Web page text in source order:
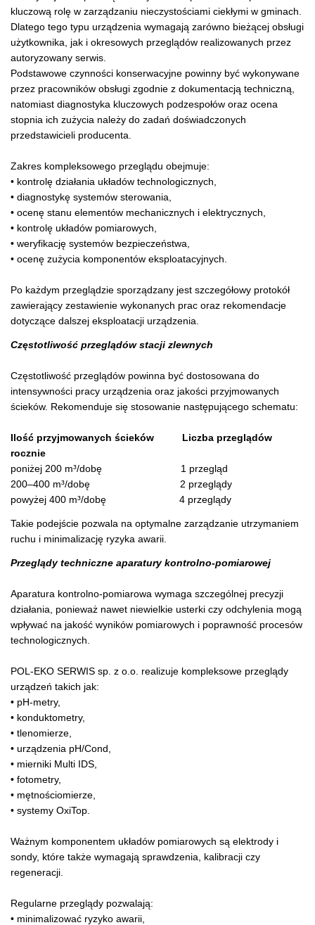
kluczową rolę w zarządzaniu nieczystościami ciekłymi w gminach.
Dlatego tego typu urządzenia wymagają zarówno bieżącej obsługi
użytkownika, jak i okresowych przeglądów realizowanych przez
autoryzowany serwis.
Podstawowe czynności konserwacyjne powinny być wykonywane
przez pracowników obsługi zgodnie z dokumentacją techniczną,
natomiast diagnostyka kluczowych podzespołów oraz ocena
stopnia ich zużycia należy do zadań doświadczonych
przedstawicieli producenta.
Zakres kompleksowego przeglądu obejmuje:
• kontrolę działania układów technologicznych,
• diagnostykę systemów sterowania,
• ocenę stanu elementów mechanicznych i elektrycznych,
• kontrolę układów pomiarowych,
• weryfikację systemów bezpieczeństwa,
• ocenę zużycia komponentów eksploatacyjnych.
Po każdym przeglądzie sporządzany jest szczegółowy protokół
zawierający zestawienie wykonanych prac oraz rekomendacje
dotyczące dalszej eksploatacji urządzenia.
Częstotliwość przeglądów stacji zlewnych
Częstotliwość przeglądów powinna być dostosowana do
intensywności pracy urządzenia oraz jakości przyjmowanych
ścieków. Rekomenduje się stosowanie następującego schematu:
Ilość przyjmowanych ścieków Liczba przeglądów
rocznie
poniżej 200 m³/dobę 1 przegląd
200–400 m³/dobę 2 przeglądy
powyżej 400 m³/dobę 4 przeglądy
Takie podejście pozwala na optymalne zarządzanie utrzymaniem
ruchu i minimalizację ryzyka awarii.
Przeglądy techniczne aparatury kontrolno-pomiarowej
Aparatura kontrolno-pomiarowa wymaga szczególnej precyzji
działania, ponieważ nawet niewielkie usterki czy odchylenia mogą
wpływać na jakość wyników pomiarowych i poprawność procesów
technologicznych.
POL-EKO SERWIS sp. z o.o. realizuje kompleksowe przeglądy
urządzeń takich jak:
• pH-metry,
• konduktometry,
• tlenomierze,
• urządzenia pH/Cond,
• mierniki Multi IDS,
• fotometry,
• mętnościomierze,
• systemy OxiTop.
Ważnym komponentem układów pomiarowych są elektrody i
sondy, które także wymagają sprawdzenia, kalibracji czy
regeneracji.
Regularne przeglądy pozwalają:
• minimalizować ryzyko awarii,